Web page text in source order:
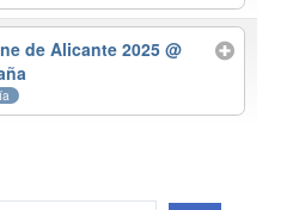
de Alicante 2025@